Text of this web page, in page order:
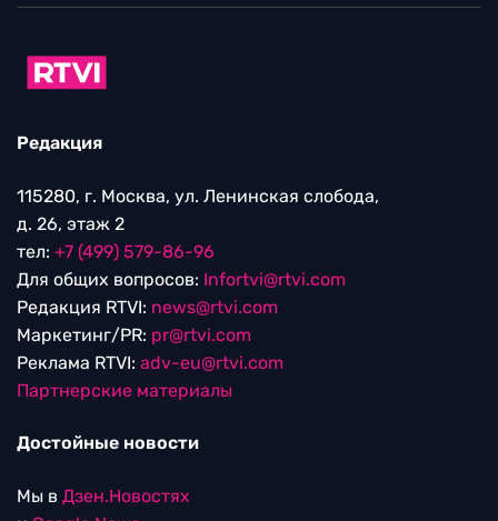
Редакция
115280, г. Москва, ул. Ленинская слобода,
д. 26, этаж 2
тел: +7 (499) 579-86-96
Для общих вопросов: Infortvi@rtvi.com
Редакция RTVI: news@rtvi.com
Маркетинг/PR: pr@rtvi.com
Реклама RTVI: adv-eu@rtvi.com
Партнерские материалы
Достойные новости
Мы в Дзен.Новостях